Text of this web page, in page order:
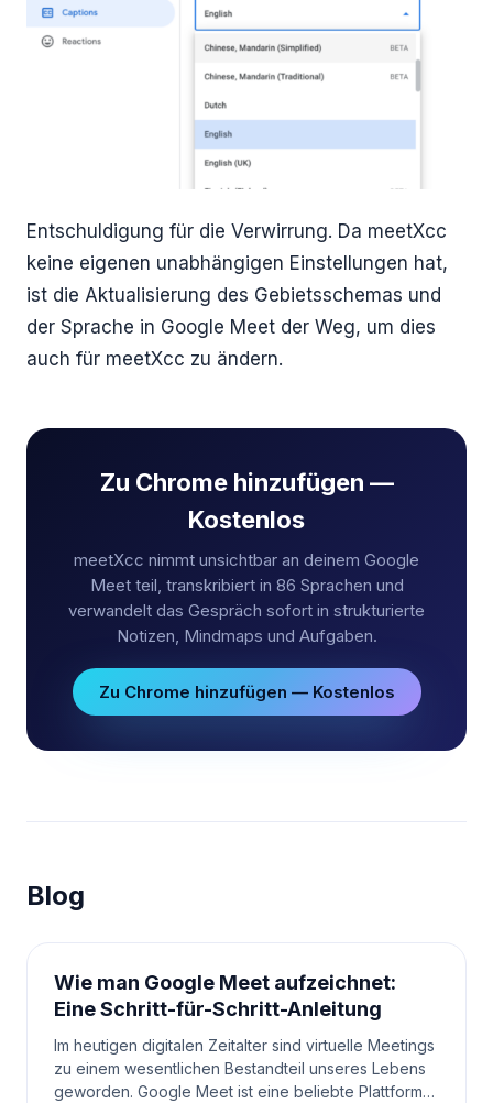
Entschuldigung für die Verwirrung. Da meetXcc
keine eigenen unabhängigen Einstellungen hat,
ist die Aktualisierung des Gebietsschemas und
der Sprache in Google Meet der Weg, um dies
auch für meetXcc zu ändern.
Zu Chrome hinzufügen —
Kostenlos
meetXcc nimmt unsichtbar an deinem Google
Meet teil, transkribiert in 86 Sprachen und
verwandelt das Gespräch sofort in strukturierte
Notizen, Mindmaps und Aufgaben.
Zu Chrome hinzufügen — Kostenlos
Blog
Wie man Google Meet aufzeichnet:
Eine Schritt-für-Schritt-Anleitung
Im heutigen digitalen Zeitalter sind virtuelle Meetings
zu einem wesentlichen Bestandteil unseres Lebens
geworden. Google Meet ist eine beliebte Plattform